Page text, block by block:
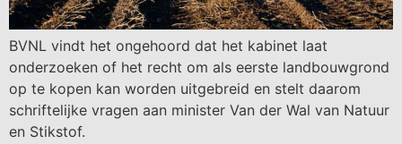
BVNL vindt het ongehoord dat het kabinet laat
onderzoeken of het recht om als eerste landbouwgrond
op te kopen kan worden uitgebreid en stelt daarom
schriftelijke vragen aan minister Van der Wal van Natuur
en Stikstof.